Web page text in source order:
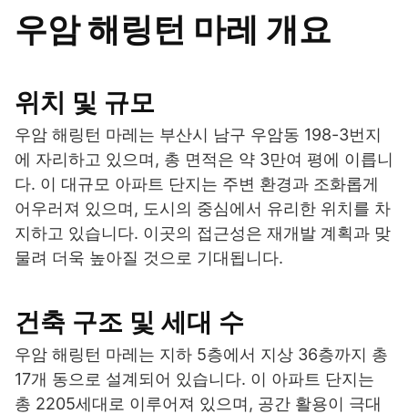
우암 해링턴 마레 개요
위치 및 규모
우암 해링턴 마레는 부산시 남구 우암동 198-3번지
에 자리하고 있으며, 총 면적은 약 3만여 평에 이릅니
다. 이 대규모 아파트 단지는 주변 환경과 조화롭게
어우러져 있으며, 도시의 중심에서 유리한 위치를 차
지하고 있습니다. 이곳의 접근성은 재개발 계획과 맞
물려 더욱 높아질 것으로 기대됩니다.
건축 구조 및 세대 수
우암 해링턴 마레는 지하 5층에서 지상 36층까지 총
17개 동으로 설계되어 있습니다. 이 아파트 단지는
총 2205세대로 이루어져 있으며, 공간 활용이 극대